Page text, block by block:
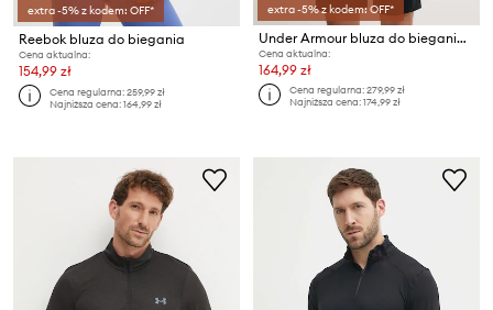
extra -5% z kodem: OFF*
Reebok bluza do biegania
Cena aktualna:
154,99 zł
Cena regularna:259,99 zł
Najniższa cena:164,99 zł
extra -5% z kodem: OFF*
Under Armour bluza do biegania Qualifier
Cena aktualna:
164,99 zł
Cena regularna:279,99 zł
Najniższa cena:174,99 zł